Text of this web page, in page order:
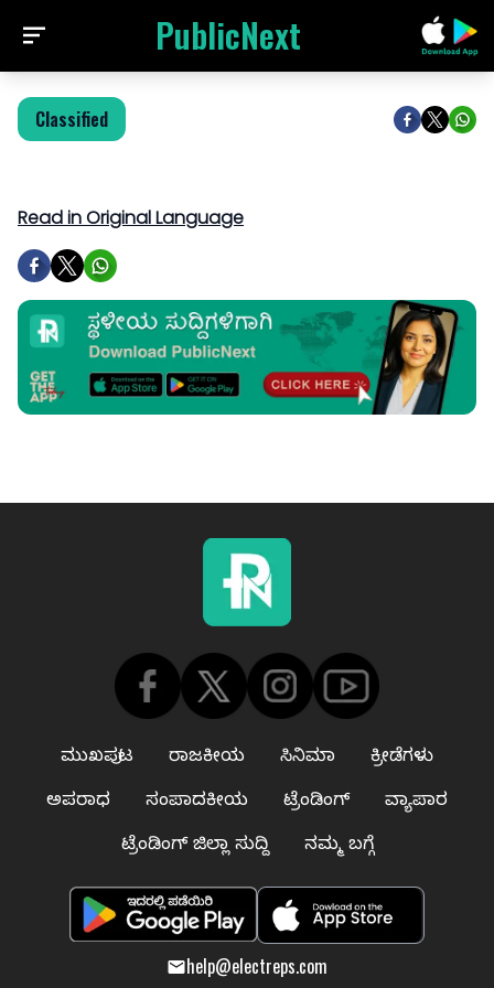
PublicNext
Classified
Read in Original Language
ಮುಖಪುಟ ರಾಜಕೀಯ ಸಿನಿಮಾ
ಕ್ರೀಡೆಗಳು
ಅಪರಾಧ
ಸಂಪಾದಕೀಯ ಟ್ರೆಂಡಿಂಗ್
ವ್ಯಾಪಾರ
ಟ್ರೆಂಡಿಂಗ್ ಜಿಲ್ಲಾ ಸುದ್ದಿ
ನಮ್ಮ ಬಗ್ಗೆ
help@electreps.com